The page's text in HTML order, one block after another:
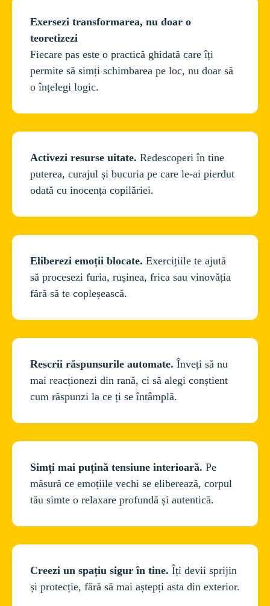
Exersezi transformarea, nu doar o
teoretizezi
Fiecare pas este o practică ghidată care îți
permite să simți schimbarea pe loc, nu doar să
Activezi resurse uitate. Redescoperi în tine
puterea, curajul și bucuria pe care le-ai pierdut
Eliberezi emoții blocate. Exercițiile te ajută
să procesezi furia, rușinea, frica sau vinovăția
Rescrii răspunsurile automate. Înveți să nu
mai reacționezi din rană, ci să alegi conștient
Simți mai puțină tensiune interioară. Pe
măsură ce emoțiile vechi se eliberează, corpul
Creezi un spațiu sigur în tine. Îți devii sprijin